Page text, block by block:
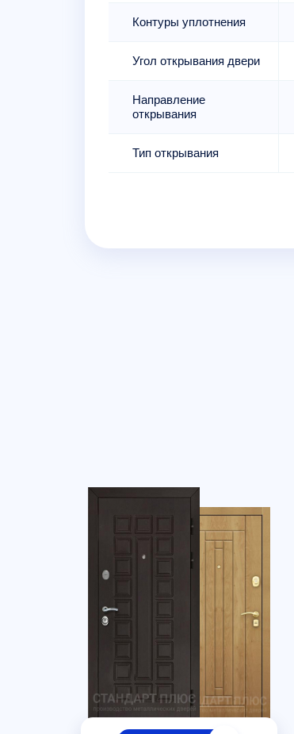
Контуры уплотнения
Угол открывания двери
Направление
открывания
Тип открывания